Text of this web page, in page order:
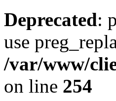
Deprecated:
use
/var/www/
on line 254